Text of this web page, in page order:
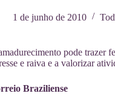
1 de junho de 2010
pode trazer
e raiva e a valorizar
Braziliense